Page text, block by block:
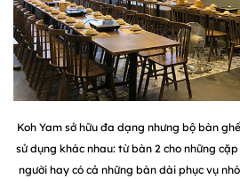
Koh Yam sở hữu đa dạng nhưng bộ bàn
sử dụng khác nhau: từ bàn 2 cho những
người hay có cả những bàn dài phục vụ